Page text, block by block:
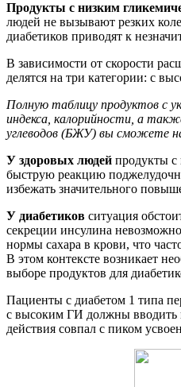
Продукты с низким
людей не вызывают резких
диабетиков приводят к
В зависимости от скорости
делятся на три категории: с
Полную таблицу продуктов с
индекса, калорийности, а
углеводов (БЖУ) вы сможете
У здоровых людей продукты
быструю реакцию
избежать значительного
У диабетиков ситуация
секреции инсулина
нормы сахара в крови, что
В этом контексте возникает
выборе продуктов для
Пациенты с диабетом 1 типа
с высоким ГИ должны вводить
действия совпал с пиком